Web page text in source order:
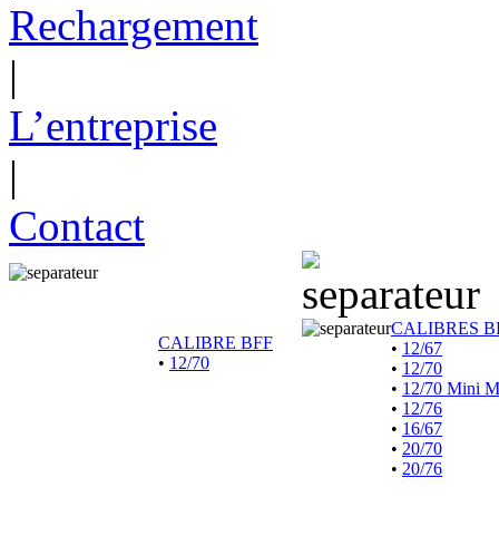
Rechargement
|
L’entreprise
|
Contact
CALIBRE BFF
• 12/70
CALIBRES
• 12/67
• 12/70
• 12/70 Mini
• 12/76
• 16/67
• 20/70
• 20/76